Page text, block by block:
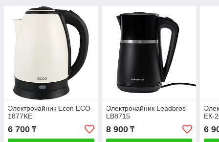
Электрочайник Econ ECO-
1877KE
6 700 ₸
Электрочайник Leadbros
LB8715
8 900₸
ЕК-
6